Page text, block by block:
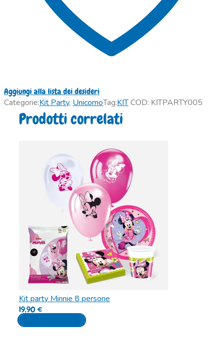
Aggiungi alla lista dei desideri
Categorie:Kit Party, UnicornoTag:KITCOD: KITPARTY005
Prodotti correlati
Kit party Minnie 8 persone
19,90€
Aggiungi al carrello